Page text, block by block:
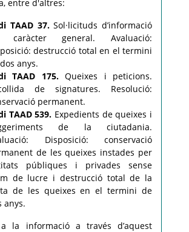
entre d'altres:
TAAD 37.Sol·licituds d’informació
caràcter general. Avaluació:
destrucció total en el termini
anys.
TAAD 175.Queixes i peticions.
de signatures. Resolució:
permanent.
TAAD 539. Expedients de queixes i
de la ciutadania.
Disposició: conservació
de les queixes instades per
públiques i privades sense
de lucre i destrucció total de la
de les queixes en el termini de
anys.
la informació a través d’aquest